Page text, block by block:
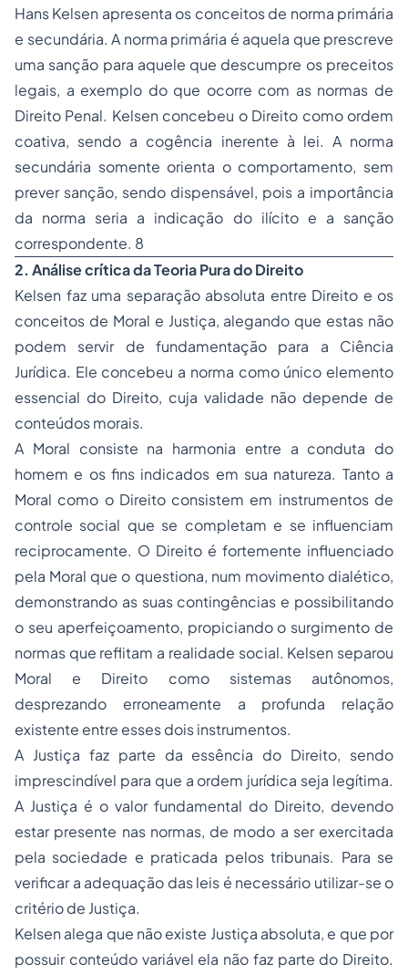
Hans Kelsen apresenta os conceitos de norma primária
e secundária. A norma primária é aquela que prescreve
uma sanção para aquele que descumpre os preceitos
legais, a exemplo do que ocorre com as normas de
Direito Penal. Kelsen concebeu o Direito como ordem
coativa, sendo a cogência inerente à lei. A norma
secundária somente orienta o comportamento, sem
prever sanção, sendo dispensável, pois a importância
da norma seria a indicação do ilícito e a sanção
correspondente. 8
2. Análise crítica da Teoria Pura do Direito
Kelsen faz uma separação absoluta entre Direito e os
conceitos de Moral e Justiça, alegando que estas não
podem servir de fundamentação para a Ciência
Jurídica. Ele concebeu a norma como único elemento
essencial do Direito, cuja validade não depende de
conteúdos morais.
A Moral consiste na harmonia entre a conduta do
homem e os fins indicados em sua natureza. Tanto a
Moral como o Direito consistem em instrumentos de
controle social que se completam e se influenciam
reciprocamente. O Direito é fortemente influenciado
pela Moral que o questiona, num movimento dialético,
demonstrando as suas contingências e possibilitando
o seu aperfeiçoamento, propiciando o surgimento de
normas que reflitam a realidade social. Kelsen separou
Moral e Direito como sistemas autônomos,
desprezando erroneamente a profunda relação
existente entre esses dois instrumentos.
A Justiça faz parte da essência do Direito, sendo
imprescindível para que a ordem jurídica seja legítima.
A Justiça é o valor fundamental do Direito, devendo
estar presente nas normas, de modo a ser exercitada
pela sociedade e praticada pelos tribunais. Para se
verificar a adequação das leis é necessário utilizar-se o
critério de Justiça.
Kelsen alega que não existe Justiça absoluta, e que por
possuir conteúdo variável ela não faz parte do Direito.